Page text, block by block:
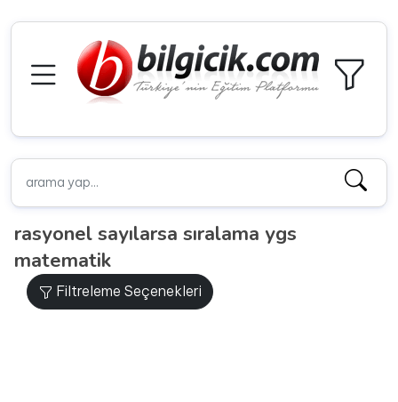
rasyonel sayılarsa sıralama ygs
matematik
Filtreleme Seçenekleri